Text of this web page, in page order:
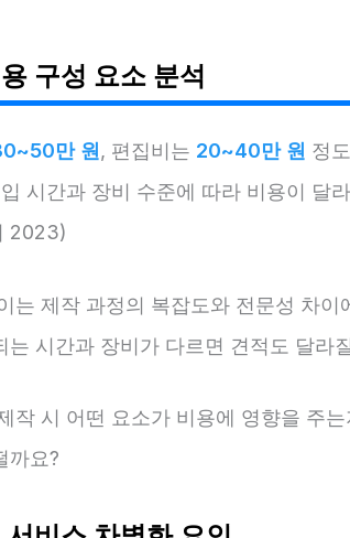
구성 요소 분석
만 원, 편집비는 20~40만 원 정
시간과 장비 수준에 따라 비용이 달
2023)
는 제작 과정의 복잡도와 전문성 차이
는 시간과 장비가 다르면 견적도 달라
작 시 어떤 요소가 비용에 영향을 주
까요?